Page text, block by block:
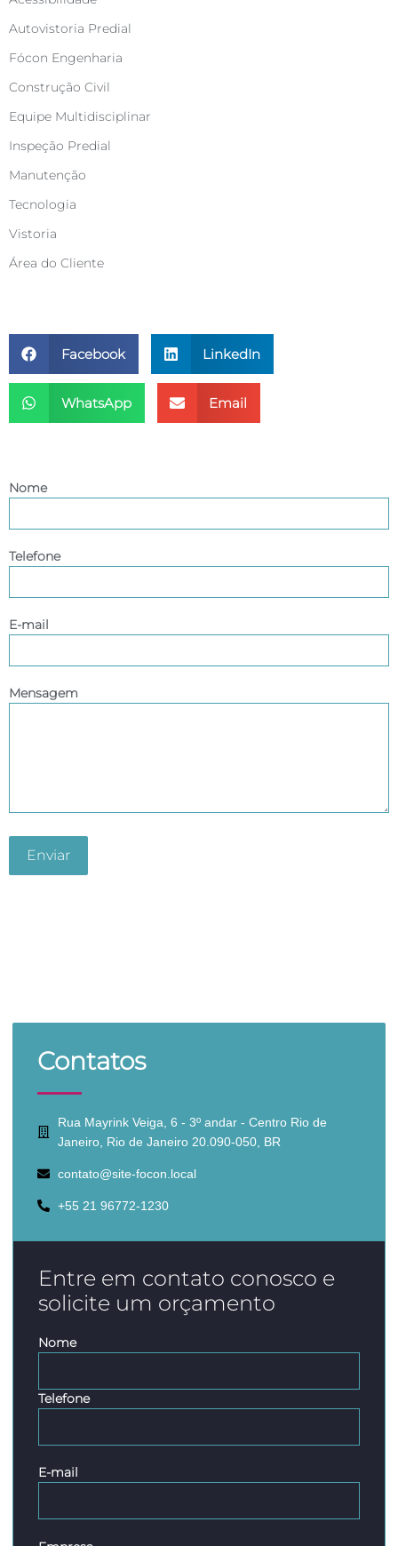
Autovistoria Predial
Fócon Engenharia
Construção Civil
Equipe Multidisciplinar
Inspeção Predial
Manutenção
Tecnologia
Vistoria
Área do Cliente
Facebook LinkedIn
WhatsApp Email
Nome
Telefone
E-mail
Mensagem
Contatos
Rua Mayrink Veiga, 6 - 3º andar - Centro Rio de
Janeiro, Rio de Janeiro 20.090-050, BR
contato@site-focon.local
+55 21 96772-1230
Entre em contato conosco e
solicite um orçamento
Nome
Telefone
E-mail